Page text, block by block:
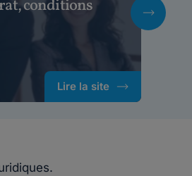
conditions
Lire la site